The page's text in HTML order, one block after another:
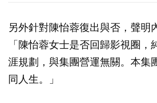
另外針對陳怡蓉復出與否，聲明
「陳怡蓉女士是否回歸影視圈，
涯規劃，與集團營運無關。本集
同人生。」